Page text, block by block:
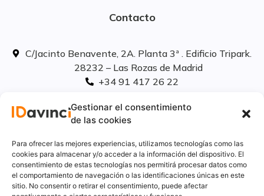
Gestionar el consentimiento
de las cookies
Para ofrecer las mejores experiencias, utilizamos tecnologías como las
cookies para almacenar y/o acceder a la información del dispositivo. El
consentimiento de estas tecnologías nos permitirá procesar datos como
el comportamiento de navegación o las identificaciones únicas en este
sitio. No consentir o retirar el consentimiento, puede afectar
Contacto
C/Jacinto Benavente, 2A. Planta 3ª . Edificio Tripark.
28232 – Las Rozas de Madrid
+34 91 417 26 22
linkedIn
Aviso Legal
Privacidad